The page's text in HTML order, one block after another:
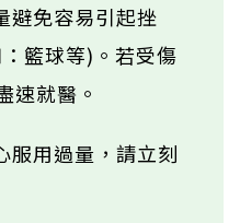
避免容易引起挫
籃球等)。若受傷
速就醫。
服用過量，請立刻